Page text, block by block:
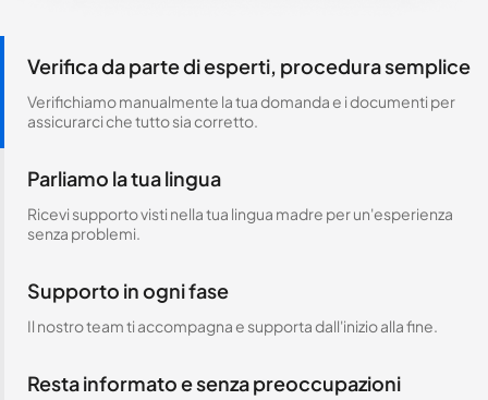
Verifica da parte di esperti, procedura semplice
Verifichiamo manualmente la tua domanda e i documenti per
assicurarci che tutto sia corretto.
Parliamo la tua lingua
Ricevi supporto visti nella tua lingua madre per un'esperienza
senza problemi.
Supporto in ogni fase
Il nostro team ti accompagna e supporta dall'inizio alla fine.
Resta informato e senza preoccupazioni